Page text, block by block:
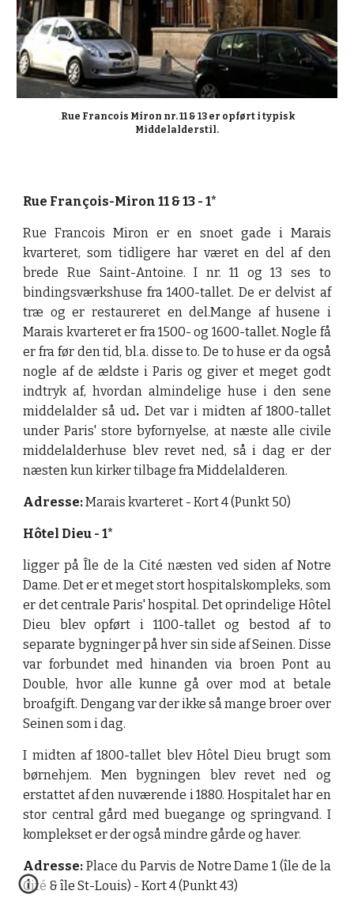
.Rue Francois Miron nr. 11 & 13 er opført i typisk
Middelalderstil.
Rue François-Miron 11 & 13 - 1*
Rue Francois Miron er en snoet gade i Marais
kvarteret, som tidligere har været en del af den
brede Rue Saint-Antoine. I nr. 11 og 13 ses to
bindingsværkshuse fra 1400-tallet. De er delvist af
træ og er restaureret en del.Mange af husene i
Marais kvarteret er fra 1500- og 1600-tallet. Nogle få
er fra før den tid, bl.a. disse to. De to huse er da også
nogle af de ældste i Paris og giver et meget godt
indtryk af, hvordan almindelige huse i den sene
middelalder så ud. Det var i midten af 1800-tallet
under Paris' store byfornyelse, at næste alle civile
middelalderhuse blev revet ned, så i dag er der
næsten kun kirker tilbage fra Middelalderen.
Adresse: Marais kvarteret - Kort 4 (Punkt 50)
Hôtel Dieu -1*
ligger på Île de la Cité næsten ved siden af Notre
Dame. Det er et meget stort hospitalskompleks, som
er det centrale Paris' hospital. Det oprindelige Hôtel
Dieu blev opført i 1100-tallet og bestod af to
separate bygninger på hver sin side af Seinen. Disse
var forbundet med hinanden via broen Pont au
Double, hvor alle kunne gå over mod at betale
broafgift. Dengang var der ikke så mange broer over
Seinen som i dag.
I midten af 1800-tallet blev Hôtel Dieu brugt som
børnehjem. Men bygningen blev revet ned og
erstattet af den nuværende i 1880. Hospitalet har en
stor central gård med buegange og springvand. I
komplekset er der også mindre gårde og haver.
Adresse:Place du Parvis de Notre Dame 1 (île de la
Cité & île St-Louis) - Kort 4 (Punkt 43)